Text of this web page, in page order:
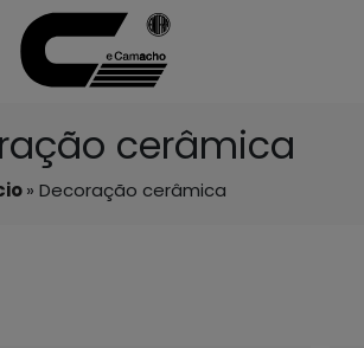
cerâmica
» Decoração cerâmica